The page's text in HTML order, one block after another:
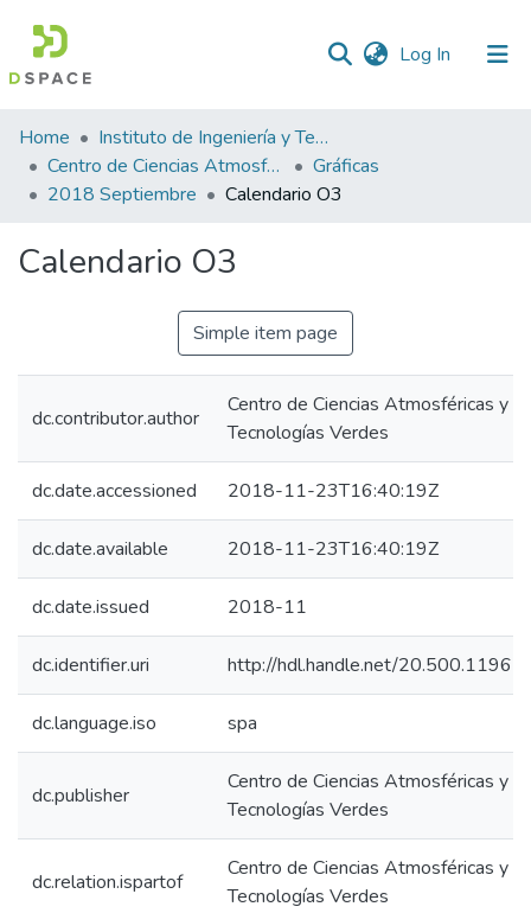
Log In (current)
Statistics
Home
Instituto de Ingeniería y Tecnología
Centro de Ciencias Atmosféricas y Tecnologías Verdes
Gráficas
2018 Septiembre
Calendario O3
Calendario O3
Simple item page
dc.contributor.author
Centro de Ciencias Atmosféricas y
Tecnologías Verdes
dc.date.accessioned 2018-11-23T16:40:19Z
dc.date.available 2018-11-23T16:40:19Z
dc.date.issued 2018-11
dc.identifier.uri http://hdl.handle.net/
dc.language.iso spa
dc.publisher
Centro de Ciencias Atmosféricas y
Tecnologías Verdes
dc.relation.ispartof
Centro de Ciencias Atmosféricas y
Tecnologías Verdes